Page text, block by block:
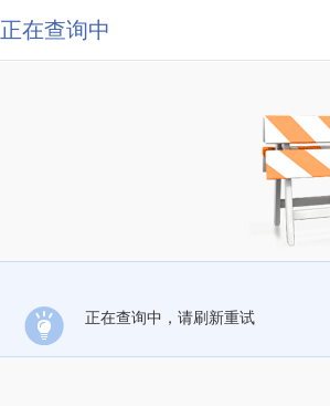
正在查询中
正在查询中，请刷新重试